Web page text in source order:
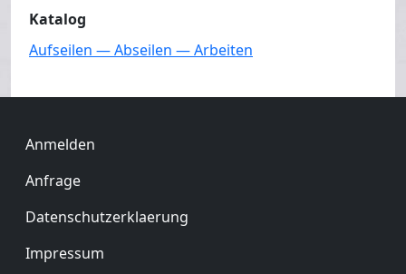
Katalog
Aufseilen — Abseilen — Arbeiten
Benutzermenü
Anmelden
Fußzeile
Anfrage
Datenschutzerklaerung
Impressum